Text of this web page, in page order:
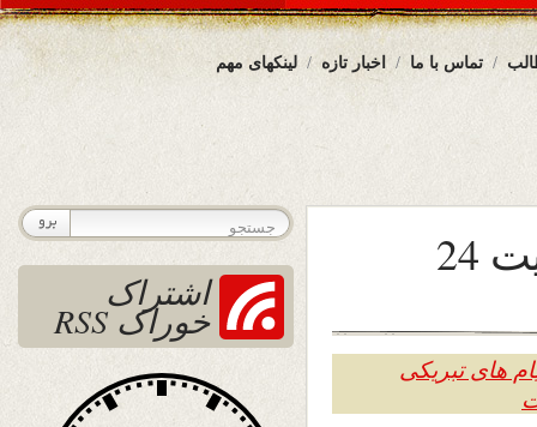
لینکهای مهم اخبار تازه تماس با ما
هفدهمین بهار نشراتی سایت 24
های تبریکی
اشتراک
خوراک RSS